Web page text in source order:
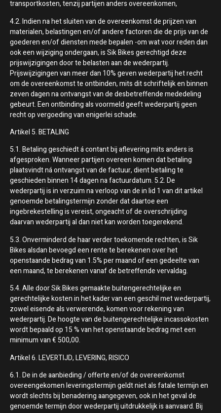
transportkosten, tenzij partijen anders overeenkomen,
4.2. Indien na het sluiten van de overeenkomst de prijzen van
materialen, belastingen en/of andere factoren die de prijs van de
goederen en/of diensten mede bepalen -om wat voor reden dan
ook een wijziging ondergaan, is Sik Bikes gerechtigd deze
prijswijzigingen door te belasten aan de wederpartij.
Prijswijzigingen van meer dan 10% geven wederpartij het recht
om de overeenkomst te ontbinden, mits dit schriftelijk en binnen
zeven dagen na ontvangst van de desbetreffende mededeling
gebeurt. Een ontbinding als voormeld geeft wederpartij geen
recht op vergoeding van enigerlei schade.
Artikel 5. BETALING
5.1. Betaling geschiedt á contant bij aflevering mits anders is
afgesproken. Wanneer partijen overeen komen dat betaling
plaatsvindt ná ontvangst van de factuur, dient betaling te
geschieden binnen 14 dagen na factuurdatum. 5.2. De
wederpartij is in verzuim na verloop van de in lid 1 van dit artikel
genoemde betalingstermijn zonder dat daartoe een
ingebrekestelling is vereist, ongeacht of de overschrijding
daarvan wederpartij al dan niet kan worden toegerekend.
5.3. Onverminderd de haar verder toekomende rechten, is Sik
Bikes alsdan bevoegd een rente te berekenen over het
openstaande bedrag van 1.5% per maand of een gedeelte van
een maand, te berekenen vanaf de betreffende vervaldag.
5.4. Alle door Sik Bikes gemaakte buitengerechtelijke en
gerechtelijke kosten in het kader van een geschil met wederpartij,
zowel eisende als verwerende, komen voor rekening van
wederpartij. De hoogte van de buitengerechtelijke incassokosten
wordt bepaald op 15 % van het openstaande bedrag met een
minimum van € 500,00.
Artikel 6. LEVERTIJD, LEVERING, RISICO
6.1. De in de aanbieding / offerte en/of de overeenkomst
overeengekomen leveringstermijn geldt niet als fatale termijn en
wordt slechts bij benadering aangegeven, ook in het geval de
genoemde termijn door wederpartij uitdrukkelijk is aanvaard. Bij